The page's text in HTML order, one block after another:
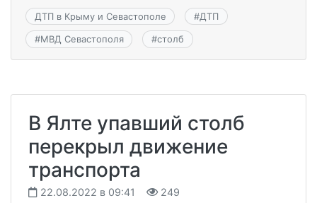
ДТП в Крыму и Севастополе #ДТП
#МВД Севастополя #столб
В Ялте упавший столб
перекрыл движение
транспорта
22.08.2022 в 09:41 249